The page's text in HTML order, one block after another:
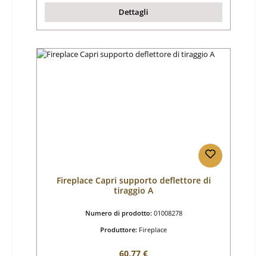
Dettagli
Fireplace Capri supporto deflettore di
tiraggio A
Numero di prodotto: 01008278
Produttore: Fireplace
Prezzo normale:
60,77 €